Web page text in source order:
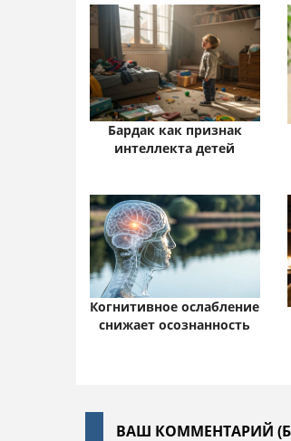
Бардак как признак
интеллекта детей
Когнитивное ослабление
снижает осознанность
ВАШ КОММЕНТАРИЙ